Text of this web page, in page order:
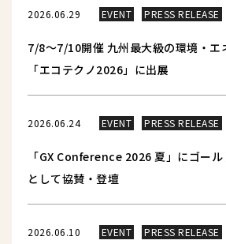
2026.06.29 EVENT PRESS RELEASE
7/8～7/10開催 九州最大級の環境・エ
「エコテクノ2026」に出展
2026.06.24 EVENT PRESS RELEASE
「GX Conference 2026 夏」にゴー
として協賛・登壇
2026.06.10 EVENT PRESS RELEASE